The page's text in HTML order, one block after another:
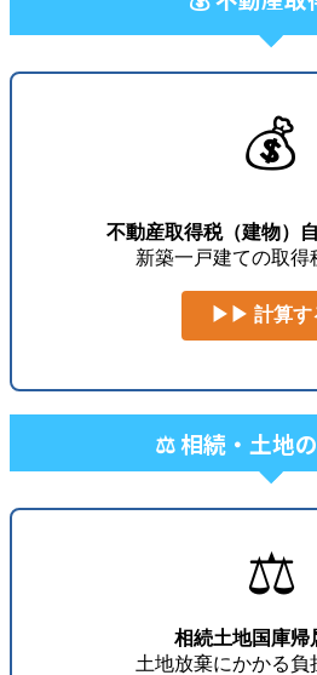
💰
不動産取得税（建物）
新築一戸建ての取得
▶▶ 計算す
⚖️ 相続・土地
⚖️
相続土地国庫帰
土地放棄にかかる負